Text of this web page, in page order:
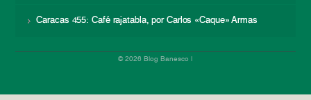
Caracas 455: Café rajatabla, por Carlos «Caque» Armas
© 2026 Blog Banesco |